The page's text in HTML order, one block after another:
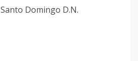
Santo Domingo D.N.